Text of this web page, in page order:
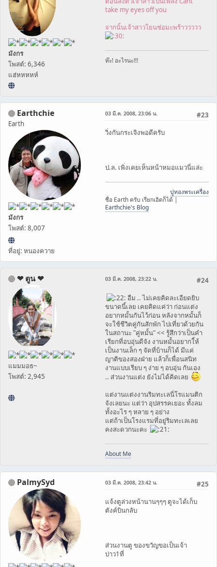
มังกร
โพสต์: 6,346
แฮ่หหหหห์
take my eyes off you
จากนั้นเจ้าสาวโยนช่อมะพร้าววววว
ห๊ะ! อะไรนะ!!!
Earthchie
Earth
มังกร
โพสต์: 8,007
ที่อยู่: หนองควาย
#23
03 มี.ค. 2008, 23:06 น.
วิ่งกันกระเจิงพอดีครับ
ป.ล. เพิ่งเคยเห็นหน้าหมอแมวนี่แล่ะ
ปูทองพระเครื่อง
ชื่อ Earth ครับ เรียกเอิดก็ได้ |
Earthchie's Blog
❤ ตูน ❤
แมมมอธ~
โพสต์: 2,945
#24
03 มี.ค. 2008, 23:22 น.
อืม .. ไม่เคยคิดละเอียดยิบ
ขนาดนี้เลย เคยคิดแค่ว่า ก่อนแต่ง
อยากหมั้นกันไว้ก่อน หลังจากหมั้นก็
จะใช้ชีวิตคู่กันสักพัก ไปเที่ยวด้วยกัน
ในสถานะ "คู่หมั้น" << รู้สึกว่าเป็นคำ
เรียกที่อบอุ่นดีจัง งานหมั้นอยากใ้ห้
เป็นงานเล็ก ๆ จัดที่บ้านก็ได้ มีแค่
ญาติของสองฝ่าย แล้วก็เพื่อนสนิท
งานแบบเรียบ ๆ ง่าย ๆ อบอุ่น กันเอง
.. ส่วนงานแต่ง ยังไม่ได้คิดเลย
แต่งานแต่งงานริมทะเลนี่โรแมนติก
จังเลยนะ แต่ว่า อุปสรรคเยอะ ทั้งลม
ทั้งอะไร ๆ หลาย ๆ อย่าง
แต่ถ้าเป็นโรงแรมที่อยู่ริมทะเลเลย
คงสะดวกนะคะ
About Me
PalmySyd #25
03 มี.ค. 2008, 23:42 น.
แจ้งตูล่วงหน้านานๆๆๆ ตูจะได้เก็บ
ตังค์บินกลับ
ส่วนงานตู ของขวัญขอเป็นเจ้า
บ่าว1ที่